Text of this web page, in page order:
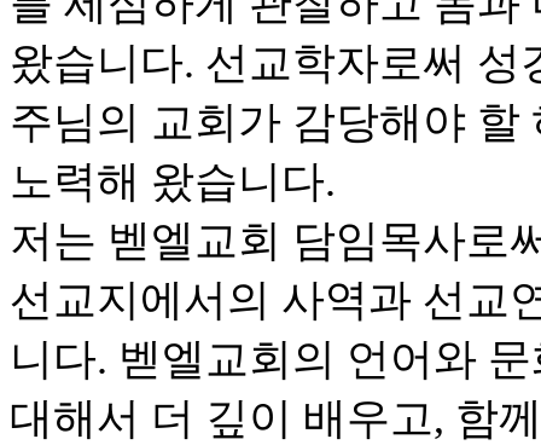
왔습니다. 선교학자로써
주님의 교회가 감당해야
노력해 왔습니다.
저는 벧엘교회 담임목사로
선교지에서의 사역과 선교
니다. 벧엘교회의 언어와
대해서 더 깊이 배우고, 함